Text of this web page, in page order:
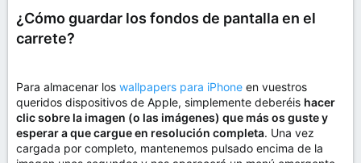
¿Cómo guardar los fondos de pantalla en el
carrete?
Para almacenar los wallpapers para iPhone en vuestros
queridos dispositivos de Apple, simplemente deberéis hacer
clic sobre la imagen (o las imágenes) que más os guste y
esperar a que cargue en resolución completa. Una vez
cargada por completo, mantenemos pulsado encima de la